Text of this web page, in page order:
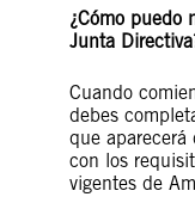
¿Cómo puedo
Junta
Cuando
debes
que
con los
vigentes de